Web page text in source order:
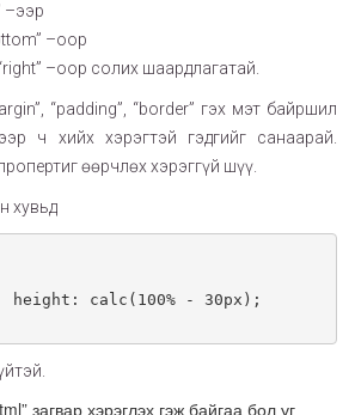
–ээр
–оор
–оор солих шаардлагатай.
“padding”, “border” гэх мэт байршил
ч хийх хэрэгтэй гэдгийг санаарай.
өөрчлөх хэрэггүй шүү.
хувьд
загвар хэрэглэх гэж байгаа бол уг